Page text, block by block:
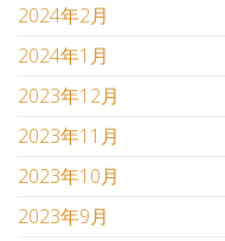
2024年2月
2024年1月
2023年12月
2023年11月
2023年10月
2023年9月